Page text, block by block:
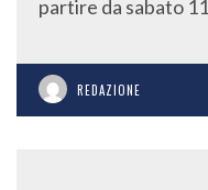
partire da sabato
REDAZIONE